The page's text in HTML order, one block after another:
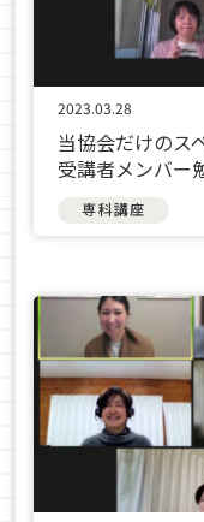
2023.03.28
当協会だけのス
受講者メンバー
専科講座